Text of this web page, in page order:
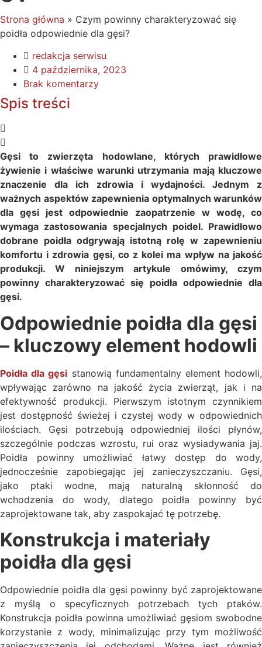
Strona główna » Czym powinny charakteryzować się
poidła odpowiednie dla gęsi?
redakcja serwisu
4 października, 2023
Brak komentarzy
Spis treści
Gęsi to zwierzęta hodowlane, których prawidłowe
żywienie i właściwe warunki utrzymania mają kluczowe
znaczenie dla ich zdrowia i wydajności. Jednym z
ważnych aspektów zapewnienia optymalnych warunków
dla gęsi jest odpowiednie zaopatrzenie w wodę, co
wymaga zastosowania specjalnych poidel. Prawidłowo
dobrane poidła odgrywają istotną rolę w zapewnieniu
komfortu i zdrowia gęsi, co z kolei ma wpływ na jakość
produkcji. W niniejszym artykule omówimy, czym
powinny charakteryzować się poidła odpowiednie dla
gęsi.
Odpowiednie poidła dla gęsi
– kluczowy element hodowli
Poidła dla gęsi stanowią fundamentalny element hodowli,
wpływając zarówno na jakość życia zwierząt, jak i na
efektywność produkcji. Pierwszym istotnym czynnikiem
jest dostępność świeżej i czystej wody w odpowiednich
ilościach. Gęsi potrzebują odpowiedniej ilości płynów,
szczególnie podczas wzrostu, rui oraz wysiadywania jaj.
Poidła powinny umożliwiać łatwy dostęp do wody,
jednocześnie zapobiegając jej zanieczyszczaniu. Gęsi,
jako ptaki wodne, mają naturalną skłonność do
wchodzenia do wody, dlatego poidła powinny być
zaprojektowane tak, aby zaspokajać tę potrzebę.
Konstrukcja i materiały
poidła dla gęsi
Odpowiednie poidła dla gęsi powinny być zaprojektowane
z myślą o specyficznych potrzebach tych ptaków.
Konstrukcja poidła powinna umożliwiać gęsiom swobodne
korzystanie z wody, minimalizując przy tym możliwość